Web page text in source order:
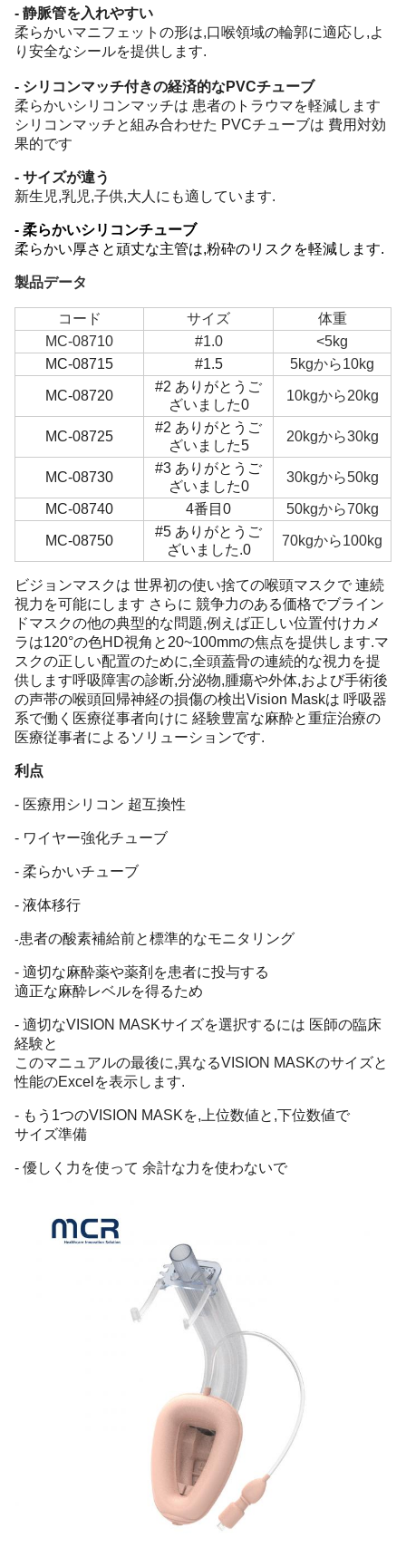
- 静脈管を入れやすい
柔らかいマニフェットの形は,口喉領域の輪郭に適応し,よ
り安全なシールを提供します.
- シリコンマッチ付きの経済的なPVCチューブ
柔らかいシリコンマッチは 患者のトラウマを軽減します
シリコンマッチと組み合わせた PVCチューブは 費用対効
果的です
- サイズが違う
新生児,乳児,子供,大人にも適しています.
- 柔らかいシリコンチューブ
柔らかい厚さと頑丈な主管は,粉砕のリスクを軽減します.
製品データ
コード サイズ
体重
MC-08710
#1.0
<5kg
MC-08715
#1.5 5kgから10kg
MC-08720
#2 ありがとうご
ざいました0
10kgから20kg
MC-08725
#2 ありがとうご
ざいました5
20kgから30kg
MC-08730
#3 ありがとうご
ざいました0
30kgから50kg
MC-08740 4番目0 50kgから70kg
MC-08750
#5 ありがとうご
ざいました.0
70kgから100kg
ビジョンマスクは 世界初の使い捨ての喉頭マスクで 連続
視力を可能にします さらに 競争力のある価格でブライン
ドマスクの他の典型的な問題,例えば正しい位置付けカメ
ラは120°の色HD視角と20~100mmの焦点を提供します.マ
スクの正しい配置のために,全頭蓋骨の連続的な視力を提
供します呼吸障害の診断,分泌物,腫瘍や外体,および手術後
の声帯の喉頭回帰神経の損傷の検出Vision Maskは 呼吸器
系で働く医療従事者向けに 経験豊富な麻酔と重症治療の
医療従事者によるソリューションです.
利点
- 医療用シリコン 超互換性
- ワイヤー強化チューブ
- 柔らかいチューブ
- 液体移行
-患者の酸素補給前と標準的なモニタリング
- 適切な麻酔薬や薬剤を患者に投与する
適正な麻酔レベルを得るため
- 適切なVISION MASKサイズを選択するには 医師の臨床
経験と
このマニュアルの最後に,異なるVISION MASKのサイズと
性能のExcelを表示します.
- もう1つのVISION MASKを,上位数値と,下位数値で
サイズ準備
- 優しく力を使って 余計な力を使わないで